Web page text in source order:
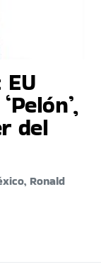
del
Ronald